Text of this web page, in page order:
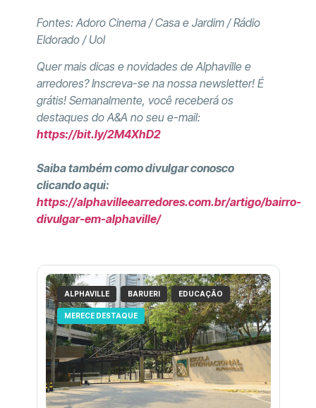
Fontes: Adoro Cinema / Casa e Jardim / Rádio
Eldorado / Uol
Quer mais dicas e novidades de Alphaville e
arredores? Inscreva-se na nossa newsletter! É
grátis! Semanalmente, você receberá os
destaques do A&A no seu e-mail:
https://bit.ly/2M4XhD2
Saiba também como divulgar conosco
clicando aqui:
https://alphavilleearredores.com.br/artigo/bairro-
divulgar-em-alphaville/
ALPHAVILLE BARUERI EDUCAÇÃO
MERECE DESTAQUE